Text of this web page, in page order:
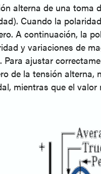
alterna de una toma
Cuando la
A continuación, la
y variaciones de
Para ajustar
de la tensión alterna,
mientras que el valor